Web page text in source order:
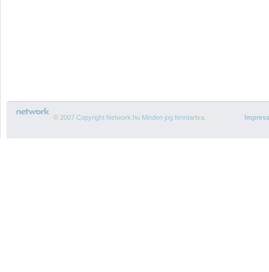
© 2007 Copyright Network.hu Minden jog fenntartva.